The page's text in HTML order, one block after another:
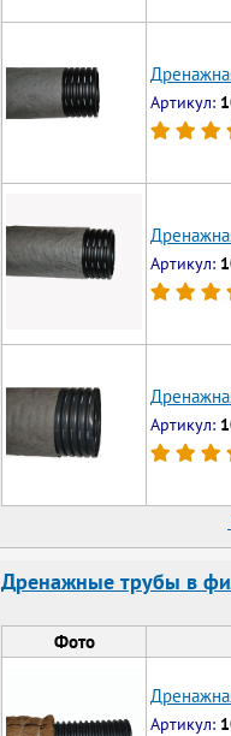
Артикул:
Артикул:
Артикул:
Дренажные трубы в
Фото
Артикул: